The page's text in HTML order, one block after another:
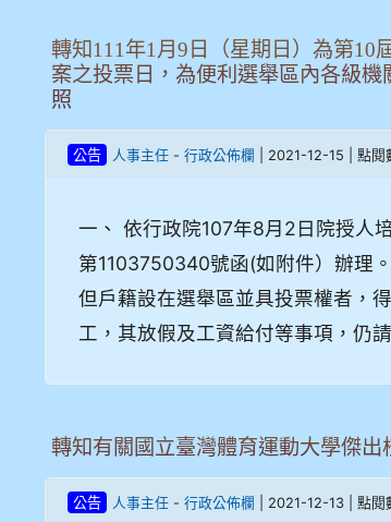
轉知111年1月9日（星期日）為第10
案之投票日，為便利選舉區內各級
照
公告 人事主任 -行政公佈欄 | 2021-12-15 | 點閱
一、 依行政院107年8月2日院授人
第1103750340號函(如附件）辦理
但戶籍設在選舉區並具投票權者，
工，其放假及工資給付等事項，仍
轉知有關國立臺灣體育運動大學傑出
公告 人事主任 -行政公佈欄 | 2021-12-13 | 點閱